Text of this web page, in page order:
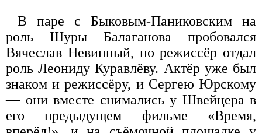
В паре с Быковым-Паниковским на
роль Шуры Балаганова пробовался
Вячеслав Невинный, но режиссёр отдал
роль Леониду Куравлёву. Актёр уже был
знаком и режиссёру, и Сергею Юрскому
— они вместе снимались у Швейцера в
его предыдущем фильме «Время,